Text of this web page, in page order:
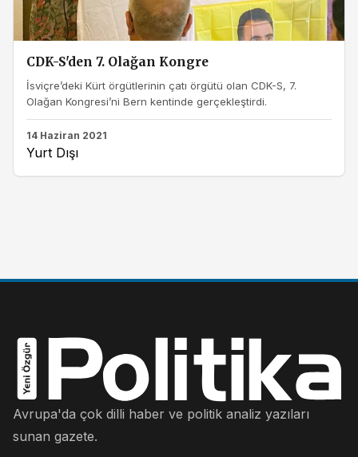
CDK-S'den 7. Olağan Kongre
İsviçre’deki Kürt örgütlerinin çatı örgütü olan CDK-S, 7.
Olağan Kongresi’ni Bern kentinde gerçekleştirdi.
14 Haziran 2021
Yurt Dışı
Avrupa'da çok dilli haber ve politik analiz yazıları
sunan gazete.